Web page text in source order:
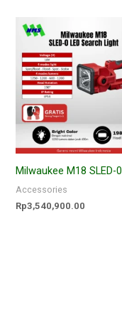
Milwaukee M18 SLED-0
Accessories
Rp3,540,900.00